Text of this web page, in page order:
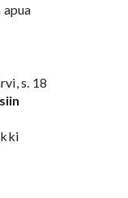
s. 18